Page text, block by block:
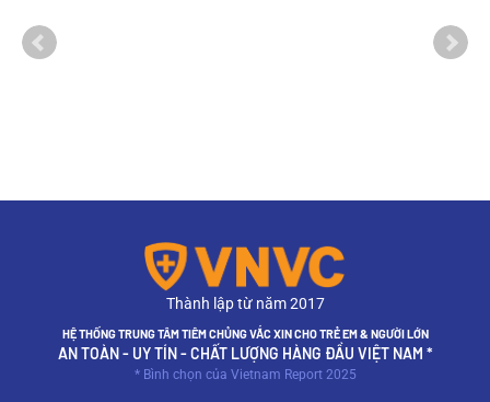
Thành lập từ năm 2017
HỆ THỐNG TRUNG TÂM TIÊM CHỦNG VẮC XIN CHO TRẺ EM & NGƯỜI LỚN
AN TOÀN - UY TÍN - CHẤT LƯỢNG HÀNG ĐẦU VIỆT NAM *
* Bình chọn của Vietnam Report 2025